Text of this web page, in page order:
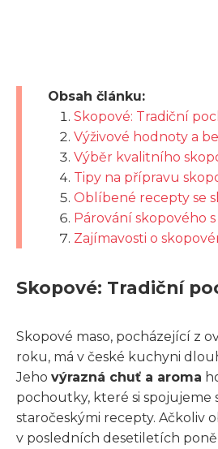
Obsah článku:
Skopové: Tradiční
Výživové hodnoty a
Výběr kvalitního
Tipy na přípravu
Oblíbené recepty se
Párování skopového
Zajímavosti o
Skopové: Tradiční
Skopové maso, pocházející z
roku, má v české kuchyni
Jeho výrazná chuť a aroma
pochoutky, které si spojujeme
staročeskými recepty. Ačkoliv
v posledních desetiletích